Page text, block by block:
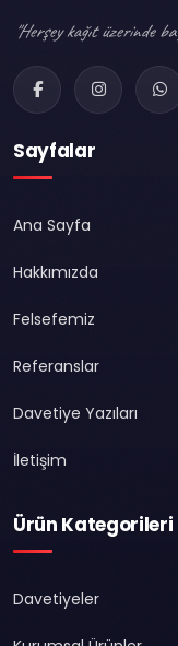
"Herşey kağıt üzerinde
Sayfalar
Ana Sayfa
Hakkımızda
Felsefemiz
Referanslar
Davetiye Yazıları
İletişim
Ürün Kategorileri
Davetiyeler